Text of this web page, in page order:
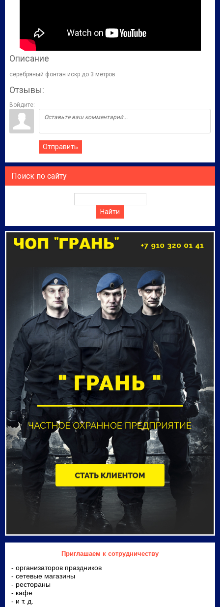
Описание
серебряный фонтан искр до 3 метров
Отзывы:
Войдите:
Отправить
Поиск по сайту
Приглашаем к сотрудничеству
- организаторов праздников
- сетевые магазины
- рестораны
- кафе
- и т. д.